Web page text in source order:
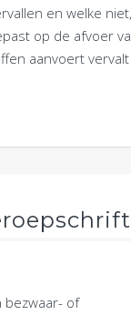
en welke niet,
op de afvoer
aanvoert
bezwaar- of